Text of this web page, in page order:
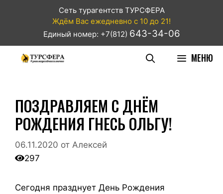
Сеть турагентств ТУРСФЕРА
Ждём Вас ежедневно с 10 до 21!
Единый номер: +7(812) 643-34-06
МЕНЮ
ПОЗДРАВЛЯЕМ С ДНЁМ
РОЖДЕНИЯ ГНЕСЬ ОЛЬГУ!
06.11.2020 от Алексей
297
Сегодня празднует День Рождения